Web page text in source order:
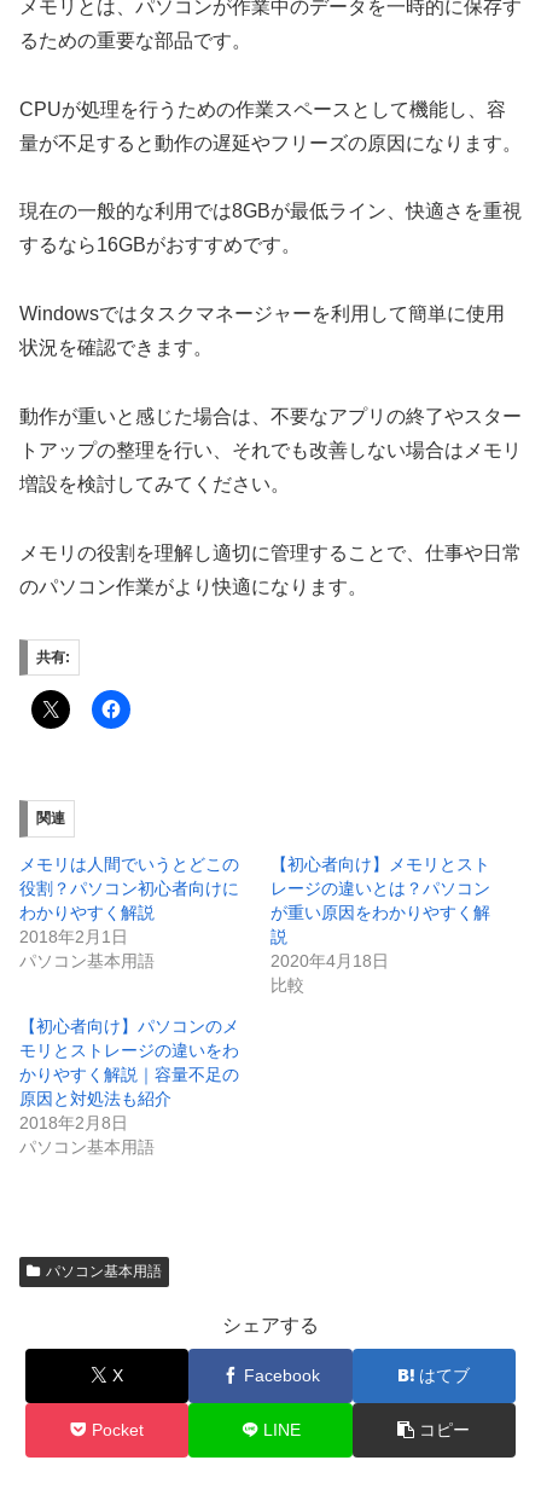
メモリとは、パソコンが作業中のデータを一時的に保存す
るための重要な部品です。
CPUが処理を行うための作業スペースとして機能し、容
量が不足すると動作の遅延やフリーズの原因になります。
現在の一般的な利用では8GBが最低ライン、快適さを重視
するなら16GBがおすすめです。
Windowsではタスクマネージャーを利用して簡単に使用
状況を確認できます。
動作が重いと感じた場合は、不要なアプリの終了やスター
トアップの整理を行い、それでも改善しない場合はメモリ
増設を検討してみてください。
メモリの役割を理解し適切に管理することで、仕事や日常
のパソコン作業がより快適になります。
共有:
関連
メモリは人間でいうとどこの
役割？パソコン初心者向けに
わかりやすく解説
2018年2月1日
パソコン基本用語
【初心者向け】メモリとスト
レージの違いとは？パソコン
が重い原因をわかりやすく解
説
2020年4月18日
比較
【初心者向け】パソコンのメ
モリとストレージの違いをわ
かりやすく解説｜容量不足の
原因と対処法も紹介
2018年2月8日
パソコン基本用語
パソコン基本用語
シェアする
X Facebook はてブ
Pocket LINE コピー